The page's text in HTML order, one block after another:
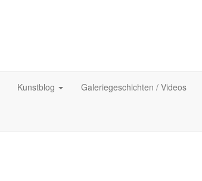
Kunstblog Galeriegeschichten / Videos